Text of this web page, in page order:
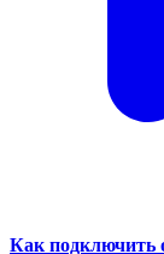
Как подключить